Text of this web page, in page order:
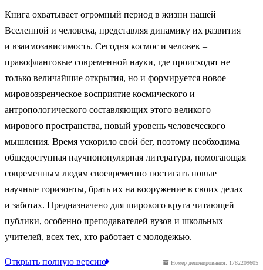
Книга охватывает огромный период в жизни нашей
Вселенной и человека, представляя динамику их развития
и взаимозависимость. Сегодня космос и человек –
правофланговые современной науки, где происходят не
только величайшие открытия, но и формируется новое
мировоззренческое восприятие космического и
антропологического составляющих этого великого
мирового пространства, новый уровень человеческого
мышления. Время ускорило свой бег, поэтому необходима
общедоступная научнопопулярная литература, помогающая
современным людям своевременно постигать новые
научные горизонты, брать их на вооружение в своих делах
и заботах. Предназначено для широкого круга читающей
публики, особенно преподавателей вузов и школьных
учителей, всех тех, кто работает с молодежью.
Номер депонирования: 1782209605
Открыть полную версию